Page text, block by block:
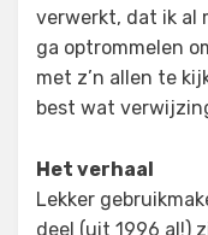
verwerkt, dat ik al
ga optrommelen
met z’n allen te
best wat
Het verhaal
Lekker
deel (uit 1996 al!)